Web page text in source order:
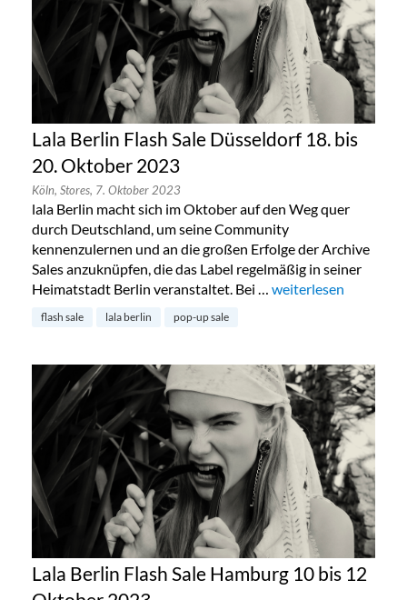
Lala Berlin Flash Sale Düsseldorf 18. bis
20. Oktober 2023
Köln, Stores, 7. Oktober 2023
lala Berlin macht sich im Oktober auf den Weg quer
durch Deutschland, um seine Community
kennenzulernen und an die großen Erfolge der Archive
Sales anzuknüpfen, die das Label regelmäßig in seiner
Heimatstadt Berlin veranstaltet. Bei … „Lala Berlin Flash
weiterlesen
flash sale lala berlin pop-up sale
Lala Berlin Flash Sale Hamburg 10 bis 12